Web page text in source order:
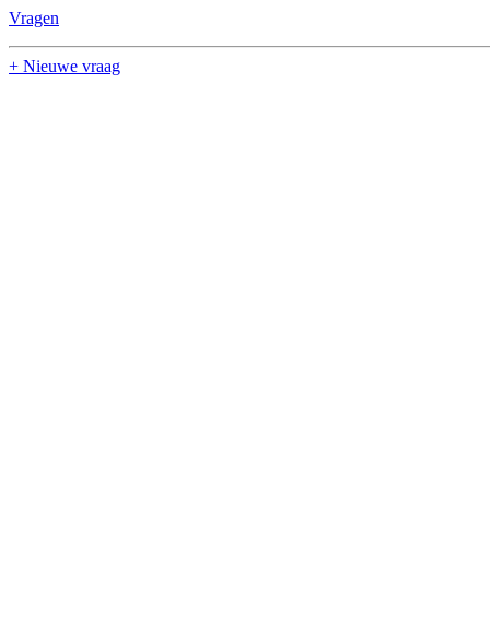
Vragen
+ Nieuwe vraag